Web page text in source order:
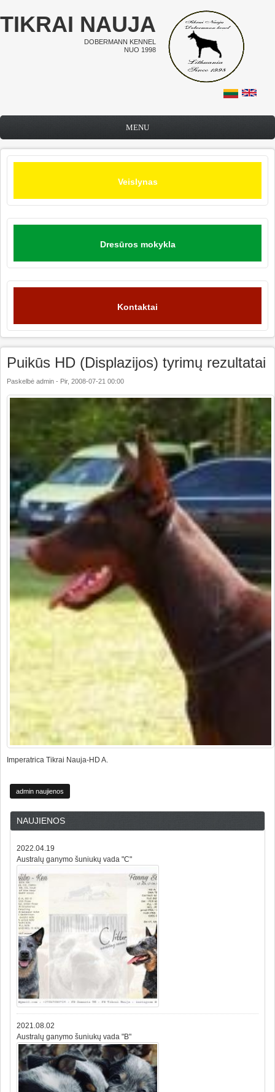
Pereiti į pagrindinį turinį
TIKRAI NAUJA
DOBERMANN KENNEL
NUO 1998
MENU
Veislynas
Dresūros mokykla
Kontaktai
Puikūs HD (Displazijos) tyrimų rezultatai
Paskelbė admin - Pir, 2008-07-21 00:00
Imperatrica Tikrai Nauja-HD A.
admin naujienos
NAUJIENOS
2022.04.19
Australų ganymo šuniukų vada "C"
2021.08.02
Australų ganymo šuniukų vada "B"